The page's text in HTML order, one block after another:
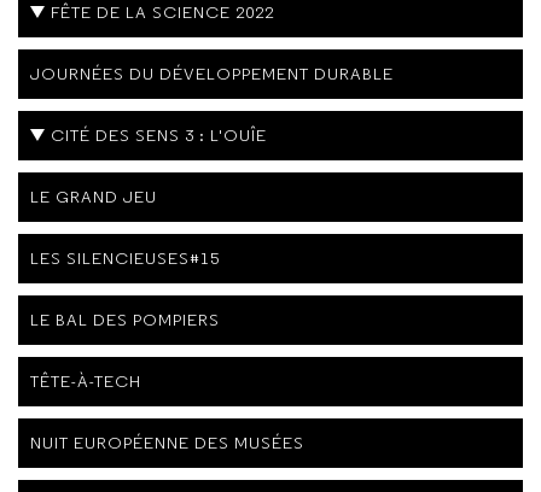
FÊTE DE LA SCIENCE 2022
JOURNÉES DU DÉVELOPPEMENT DURABLE
CITÉ DES SENS 3 : L'OUÎE
LE GRAND JEU
LES SILENCIEUSES#15
LE BAL DES POMPIERS
TÊTE-À-TECH
NUIT EUROPÉENNE DES MUSÉES